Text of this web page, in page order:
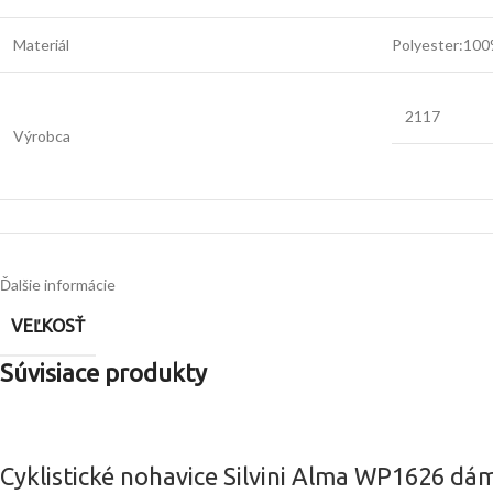
Materiál
Výrobca
2117
Ďalšie informácie
VEĽKOSŤ
Súvisiace produkty
Cyklistické nohavice Silvini Alma WP1626